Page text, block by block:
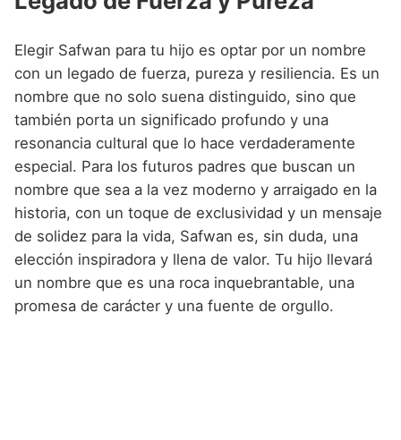
Elegir Safwan para tu hijo es optar por un nombre
con un legado de fuerza, pureza y resiliencia. Es un
nombre que no solo suena distinguido, sino que
también porta un significado profundo y una
resonancia cultural que lo hace verdaderamente
especial. Para los futuros padres que buscan un
nombre que sea a la vez moderno y arraigado en la
historia, con un toque de exclusividad y un mensaje
de solidez para la vida, Safwan es, sin duda, una
elección inspiradora y llena de valor. Tu hijo llevará
un nombre que es una roca inquebrantable, una
promesa de carácter y una fuente de orgullo.